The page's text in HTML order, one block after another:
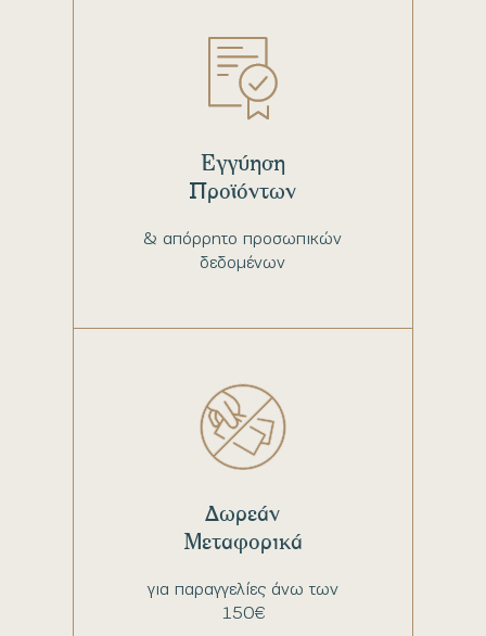
& απόρρητο προσωπικών
δεδομένων
Εγγύηση
Προϊόντων
για παραγγελίες άνω των
150€
Δωρεάν
Μεταφορικά